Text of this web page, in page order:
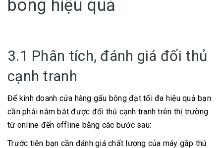
bông hiệu quả
3.1 Phân tích, đánh giá đối thủ
cạnh tranh
Để kinh doanh cửa hàng gấu bông đạt tối đa hiệu quả bạn
cần phải nắm bắt được đối thủ cạnh tranh trên thị trường
từ online đến offline bằng các bước sau:
Trước tiên bạn cần đánh giá chất lượng của máy gắp thú